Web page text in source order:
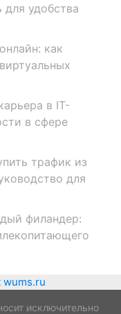
для удобства
как
в IT-
в сфере
трафик из
для
филандер:
wums.ru
исключительно